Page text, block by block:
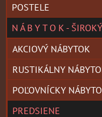
POSTELE
N Á B Y T O K -
AKCIOVÝ NÁBYTOK
RUSTIKÁLNY
POĽOVNÍCKY
PREDSIENE